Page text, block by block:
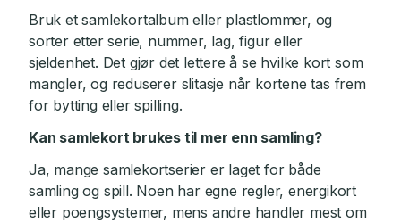
Bruk et samlekortalbum eller plastlommer, og
sorter etter serie, nummer, lag, figur eller
sjeldenhet. Det gjør det lettere å se hvilke kort som
mangler, og reduserer slitasje når kortene tas frem
for bytting eller spilling.
Kan samlekort brukes til mer enn samling?
Ja, mange samlekortserier er laget for både
samling og spill. Noen har egne regler, energikort
eller poengsystemer, mens andre handler mest om